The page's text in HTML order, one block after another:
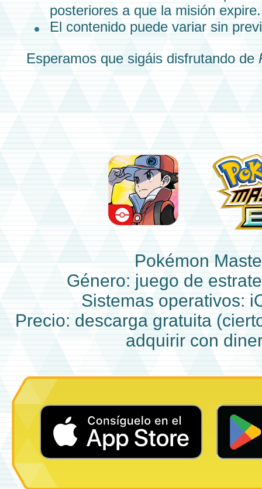
posteriores a que la misión expire.
El contenido puede variar sin
Esperamos que sigáis disfrutando de
Pokémon
Género: juego de
Sistemas operativos:
Precio: descarga gratuita
adquirir con